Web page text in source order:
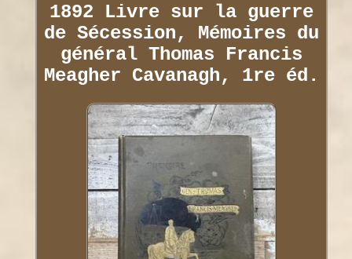
1892 Livre sur la guerre
de Sécession, Mémoires du
général Thomas Francis
Meagher Cavanagh, 1re éd.